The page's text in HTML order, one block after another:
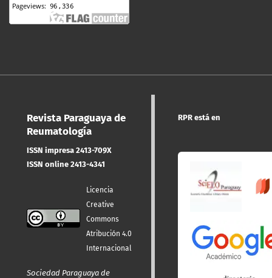
Revista Paraguaya de
Reumatología
ISSN impresa 2413-709X
ISSN online 2413-4341
Licencia
Creative
Commons
Atribución 4.0
Internacional
Sociedad Paraguaya de
RPR está en